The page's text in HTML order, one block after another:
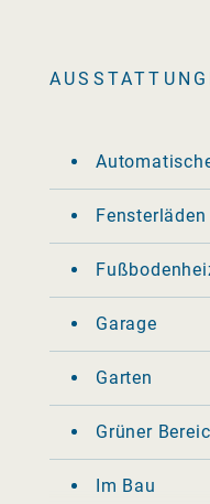
Garage
Garten
Grüner
Im Bau